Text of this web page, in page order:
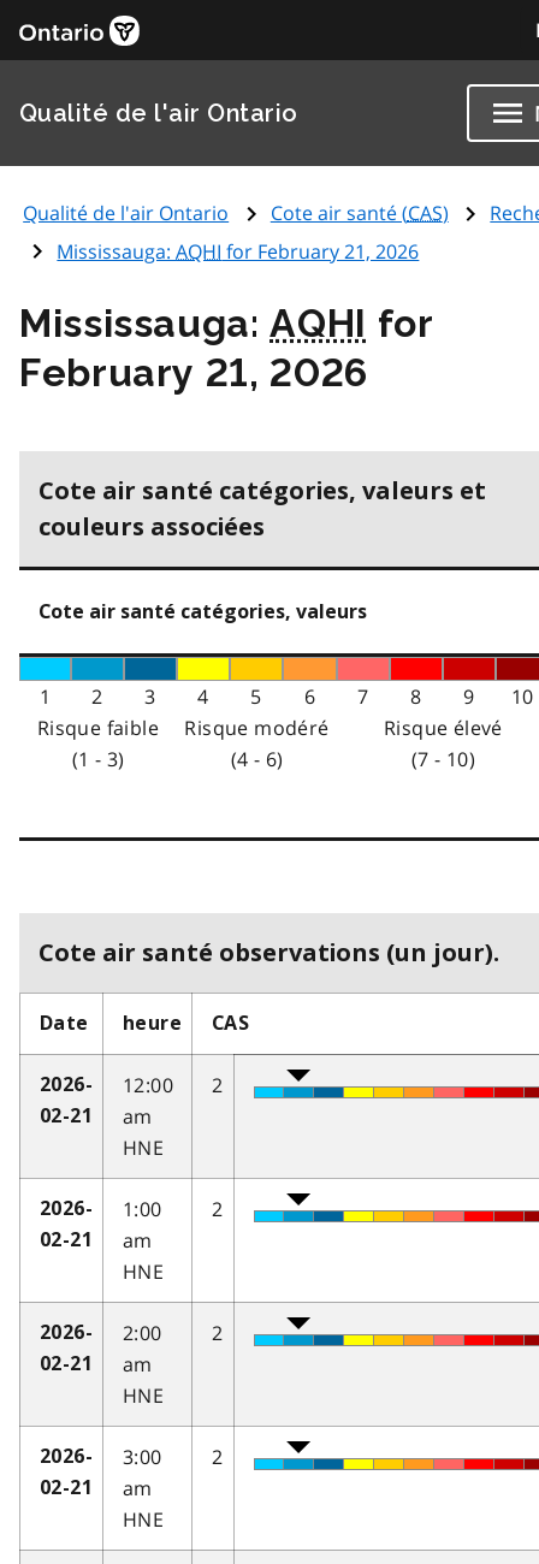
Qualité de l'air Ontario
Qualité de l'air Ontario Cote air santé (CAS)
Mississauga:AQHI for February 21, 2026
Mississauga:AQHI for
February 21, 2026
Cote air santé catégories, valeurs et
couleurs associées
Cote air santé catégories, valeurs
1 2 3 4 5 6 7 8 9
10
Risque faible
(1 - 3)
Risque modéré
(4 - 6)
Risque élevé
(7 - 10)
Cote air santé observations (un jour).
Date heure CAS
2026-
02-21
12:00
am
HNE
2
2026-
02-21
1:00
am
HNE
2
2026-
02-21
2:00
am
HNE
2
2026-
02-21
3:00
am
HNE
2